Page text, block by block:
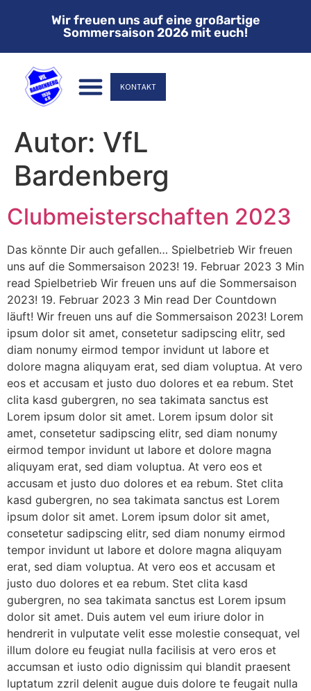
Wir freuen uns auf eine großartige
Sommersaison 2026 mit euch!
KONTAKT
Autor: VfL
Bardenberg
Clubmeisterschaften 2023
Das könnte Dir auch gefallen… Spielbetrieb Wir freuen
uns auf die Sommersaison 2023! 19. Februar 2023 3 Min
read Spielbetrieb Wir freuen uns auf die Sommersaison
2023! 19. Februar 2023 3 Min read Der Countdown
läuft! Wir freuen uns auf die Sommersaison 2023! Lorem
ipsum dolor sit amet, consetetur sadipscing elitr, sed
diam nonumy eirmod tempor invidunt ut labore et
dolore magna aliquyam erat, sed diam voluptua. At vero
eos et accusam et justo duo dolores et ea rebum. Stet
clita kasd gubergren, no sea takimata sanctus est
Lorem ipsum dolor sit amet. Lorem ipsum dolor sit
amet, consetetur sadipscing elitr, sed diam nonumy
eirmod tempor invidunt ut labore et dolore magna
aliquyam erat, sed diam voluptua. At vero eos et
accusam et justo duo dolores et ea rebum. Stet clita
kasd gubergren, no sea takimata sanctus est Lorem
ipsum dolor sit amet. Lorem ipsum dolor sit amet,
consetetur sadipscing elitr, sed diam nonumy eirmod
tempor invidunt ut labore et dolore magna aliquyam
erat, sed diam voluptua. At vero eos et accusam et
justo duo dolores et ea rebum. Stet clita kasd
gubergren, no sea takimata sanctus est Lorem ipsum
dolor sit amet. Duis autem vel eum iriure dolor in
hendrerit in vulputate velit esse molestie consequat, vel
illum dolore eu feugiat nulla facilisis at vero eros et
accumsan et iusto odio dignissim qui blandit praesent
luptatum zzril delenit augue duis dolore te feugait nulla